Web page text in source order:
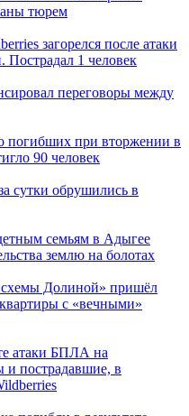
тюрем
загорелся после атаки
Пострадал 1 человек
переговоры между
погибших при вторжении в
90 человек
сутки обрушились в
семьям в Адыгее
землю на болотах
Долиной» пришёл
с «вечными»
атаки БПЛА на
и пострадавшие, в